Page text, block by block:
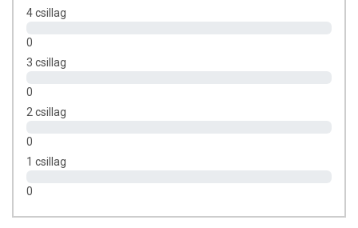
4 csillag
0
3 csillag
0
2 csillag
0
1 csillag
0